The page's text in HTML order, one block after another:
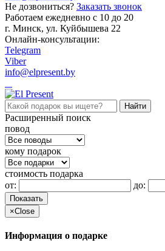
Не дозвониться? Заказать звонок
Работаем ежедневно c 10 до 20
г. Минск, ул. Куйбышева 22
Онлайн-консультации:
Telegram
Viber
info@elpresent.by
Расширенный поиск
повод
кому подарок
стоимость подарка
от:
до:
Показать
×Close
Информация о подарке